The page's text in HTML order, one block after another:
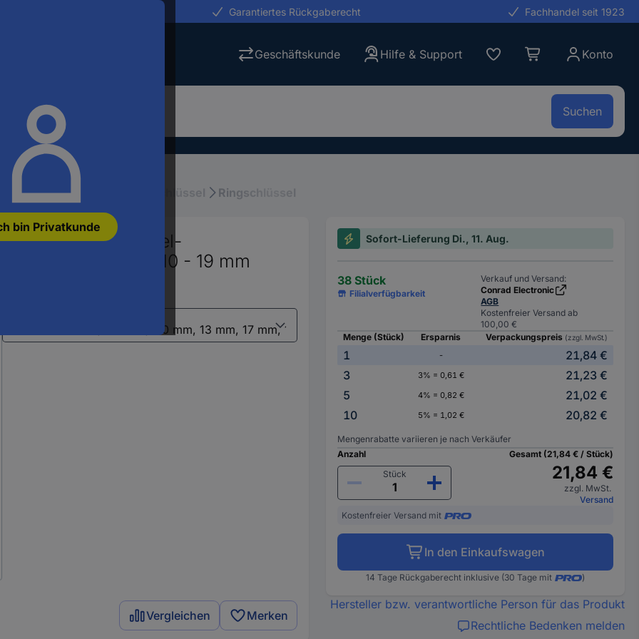
bin Privatkunde
Garantiertes Rückgaberecht Fachhandel seit 1923
Geschäftskunde Hilfe & Support Konto
Suchen
Schraubenschlüssel, Ringschlüssel Ringschlüssel
01840001 Doppel-
(Metrisch) 10 - 19 mm
Vergleichen Merken
Sofort-Lieferung Di., 11. Aug.
38 Stück
Filialverfügbarkeit
Verkauf und Versand:
Conrad Electronic
AGB
Kostenfreier Versand ab
100,00 €
Menge (Stück)
Ersparnis Verpackungspreis (zzgl. MwSt.)
1 -
21,84 €
3
3% = 0,61 €
21,23 €
5
4% = 0,82 €
21,02 €
10
5% = 1,02 € 20,82 €
Mengenrabatte variieren je nach Verkäufer
Anzahl
Stück
Gesamt (21,84 € / Stück)
21,84 €
zzgl. MwSt.
Versand
Kostenfreier Versand mit
In den Einkaufswagen
14 Tage Rückgaberecht inklusive (30 Tage mit )
Hersteller bzw. verantwortliche Person für das Produkt
Rechtliche Bedenken melden